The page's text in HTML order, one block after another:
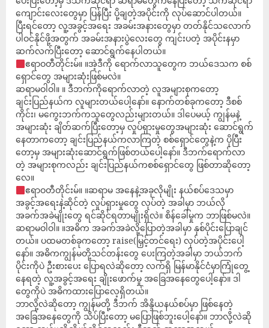
ကျောင်းလေးတွေမှာ ပြန်ပြီး ပို့ချတဲ့အပိုင်းကို လုပ်ဆောင်ပါတယ်။
ပြီးရင်တော့ လူ့အခွင့်အရေး အခမ်းအနားတွေမှာ တတ်နိုင်သလောက်
ပါဝင်နိုင်ဖို့အတွက် အခမ်းအနားပွဲလေးတွေ ကျင်းပတဲ့ အပိုင်းနမှာ
ဆက်လက်ပြီးတော့ ဆောင်ရွက်နေပါတယ်။
ဧရာဝတီတိုင်းမ်။ ။အဲ့ဒီကို ရောက်လာသူတွေက ဘယ်ဒေသက စစ်
ရှောင်တွေ အများဆုံးဖြစ်မလဲ။
ဆရာမဝါဝါ။ ။ ဒီဘက်ကိုရောက်လာတဲ့ လူအများစုကတော့
ချင်းပြည်နယ်က လူများတယ်ပေါ့နော်။ နောက်တစ်ခုကတော့ ဒီစစ်
ကိုင်း၊ မကွေးဘက်ကသူတွေလည်းများတယ်။ ဒါပေမယ့် ကျွန်မနဲ့
အများဆုံး ချိတ်ဆက်ပြီးတော့မှ လှုပ်ရှားမှုတွေအများဆုံး ဆောင်ရွက်
နေတာကတော့ ချင်းပြည်နယ်ကလာကြတဲ့ စစ်ရှောင်တွေနဲ့က ပိုပြီး
တော့မှ အများဆုံးဆောင်ရွက်ဖြစ်တယ်ပေါ့နော်။ ဒီဘက်ရောက်လာ
တဲ့ အများစုကလည်း ချင်းပြည်နယ်ကစစ်‌ရှောင်တွေ ဖြစ်တာဆိုတော့
လေ။
ဧရာဝတီတိုင်းမ်။ ။ဆရာမ အနေနဲ့အခုလိုမျိုး နယ်စပ်ဒေသမှာ
အခွင့်အရေးနဲ့ဆိုင်တဲ့ လှုပ်ရှားမှုတွေ လုပ်တဲ့ အခါမှာ ဘယ်လို
အခက်အခဲမျိုးတွေ ရင်ဆိုင်ရတာမျိုးရှိလဲ။ စိန်ခေါ်မှုက ဘာဖြစ်မလဲ။
ဆရာမဝါဝါ။ ။အဓိက အခက်အခဲလို့ပြောတဲ့အခါမှာ နှစ်ပိုင်းပြောချင်
တယ်။ ပထမတစ်ခုကတော့ raise(မြှင့်တင်ရေး) လုပ်တဲ့အပိုင်းပေါ့
နော်။ အဓိကကျွန်မတို့သင်တန်းတွေ ပေးကြတဲ့အခါမှာ ဘယ်ဘက်
ပိုင်းကိုပဲ ဦးစားပေး ပြောရလဲဆိုတော့ လက်ရှိ မြန်မာနိုင်ငံမှာကြုံတွေ့
နေရတဲ့ လူ့အခွင့်အရေး ချိုးဖောက်မှု အခြေအနေတွေပေါ့နော်။ ဒါ
တွေကိုပဲ အဓိကထားပြောလေ့ရှိတယ်။
ဘာလို့လဲဆိုတော့ ကျွန်မတို့ ဒီဘက် အိန္ဒိယနယ်စပ်မှာ ဖြစ်နေတဲ့
အခြေအနေတွေကို သိပ်ပြီးတော့ မပြောဖြစ်ဘူးပေါ့နော်။ ဘာလို့လဲဆို